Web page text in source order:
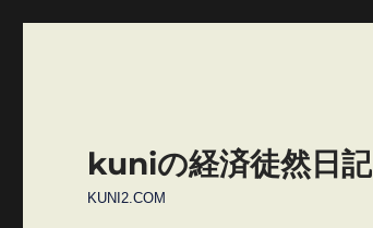
kuniの経済徒然日記
KUNI2.COM